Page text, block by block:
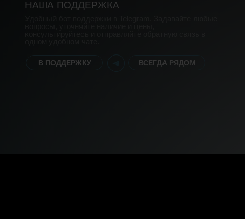
НАША ПОДДЕРЖКА
ВСЕГДА РЯДОМ
В ПОДДЕРЖКУ